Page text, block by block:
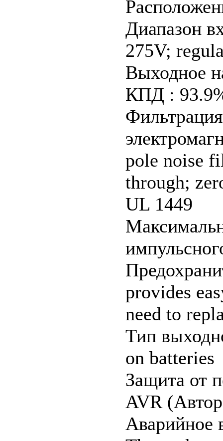
Диапазон
275V;
Выходное
КПД :
pole noise
through;
UL 1449
provides
need to
Тип
on batteries
Защита от
AVR
Аварийное